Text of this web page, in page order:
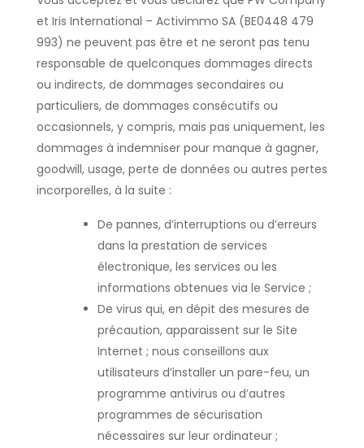
et Iris International – Activimmo SA (BE0448 479
993) ne peuvent pas être et ne seront pas tenu
responsable de quelconques dommages directs
ou indirects, de dommages secondaires ou
particuliers, de dommages consécutifs ou
occasionnels, y compris, mais pas uniquement, les
dommages à indemniser pour manque à gagner,
goodwill, usage, perte de données ou autres pertes
incorporelles, à la suite :
De pannes, d’interruptions ou d’erreurs
dans la prestation de services
électronique, les services ou les
informations obtenues via le Service ;
De virus qui, en dépit des mesures de
précaution, apparaissent sur le Site
Internet ; nous conseillons aux
utilisateurs d’installer un pare-feu, un
programme antivirus ou d’autres
programmes de sécurisation
nécessaires sur leur ordinateur ;